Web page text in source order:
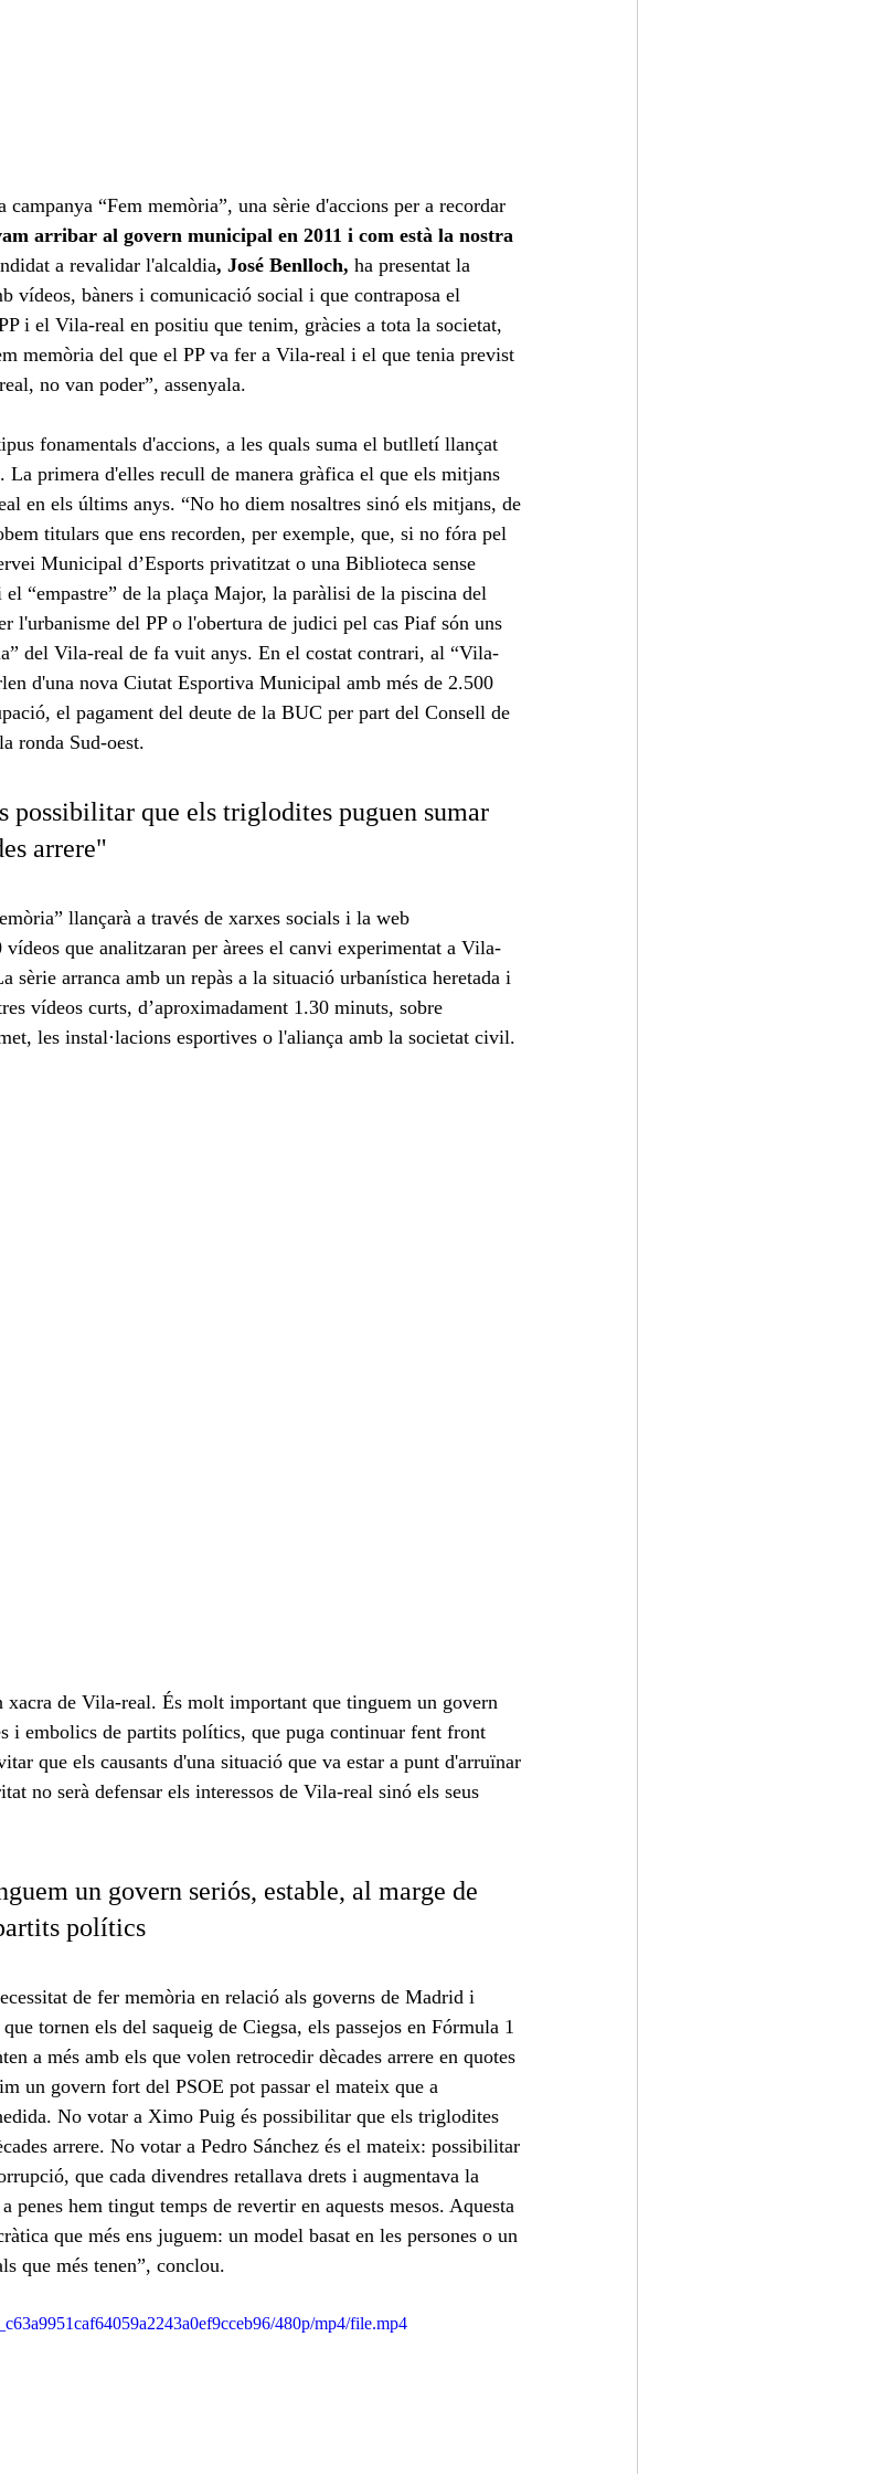
“Fem memòria”, una sèrie d'accions per a recordar
arribar al govern municipal en 2011 i com està la nostra
a revalidar l'alcaldia, José Benlloch, ha presentat la
vídeos, bàners i comunicació social i que contraposa el
i el Vila-real en positiu que tenim, gràcies a tota la societat,
memòria del que el PP va fer a Vila-real i el que tenia previst
no van poder”, assenyala.
fonamentals d'accions, a les quals suma el butlletí llançat
La primera d'elles recull de manera gràfica el que els mitjans
en els últims anys. “No ho diem nosaltres sinó els mitjans, de
titulars que ens recorden, per exemple, que, si no fóra pel
Municipal d’Esports privatitzat o una Biblioteca sense
“empastre” de la plaça Major, la paràlisi de la piscina del
l'urbanisme del PP o l'obertura de judici pel cas Piaf són uns
del Vila-real de fa vuit anys. En el costat contrari, al “Vila-
d'una nova Ciutat Esportiva Municipal amb més de 2.500
el pagament del deute de la BUC per part del Consell de
ronda Sud-oest.
possibilitar que els triglodites puguen sumar
arrere"
llançarà a través de xarxes socials i la web
que analitzaran per àrees el canvi experimentat a Vila-
sèrie arranca amb un repàs a la situació urbanística heretada i
vídeos curts, d’aproximadament 1.30 minuts, sobre
les instal·lacions esportives o l'aliança amb la societat civil.
xacra de Vila-real. És molt important que tinguem un govern
i embolics de partits polítics, que puga continuar fent front
que els causants d'una situació que va estar a punt d'arruïnar
no serà defensar els interessos de Vila-real sinó els seus
un govern seriós, estable, al marge de
polítics
de fer memòria en relació als governs de Madrid i
tornen els del saqueig de Ciegsa, els passejos en Fórmula 1
a més amb els que volen retrocedir dècades arrere en quotes
un govern fort del PSOE pot passar el mateix que a
No votar a Ximo Puig és possibilitar que els triglodites
arrere. No votar a Pedro Sánchez és el mateix: possibilitar
que cada divendres retallava drets i augmentava la
hem tingut temps de revertir en aquests mesos. Aquesta
que més ens juguem: un model basat en les persones o un
que més tenen”, conclou.
480p/mp4/file.mp4